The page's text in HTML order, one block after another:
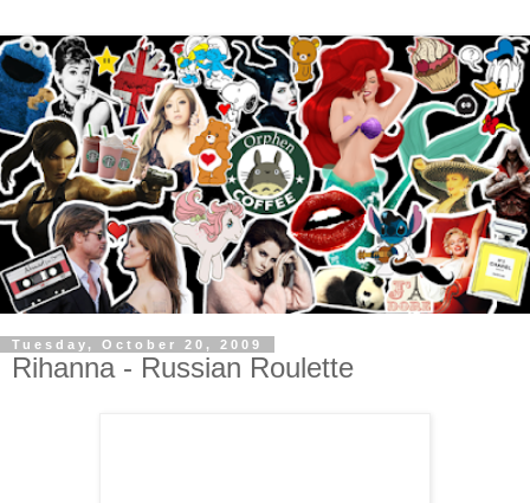
Tuesday, October 20, 2009
Rihanna - Russian Roulette